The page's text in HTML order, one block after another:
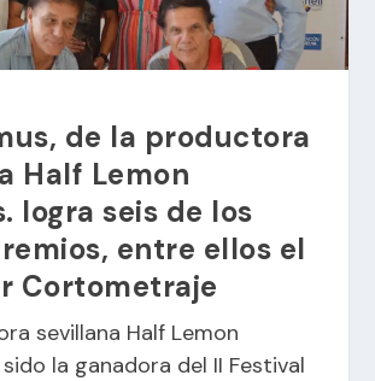
de la productora
Half Lemon
logra seis de los
entre ellos el
Cortometraje
sevillana Half Lemon
la ganadora del II Festival